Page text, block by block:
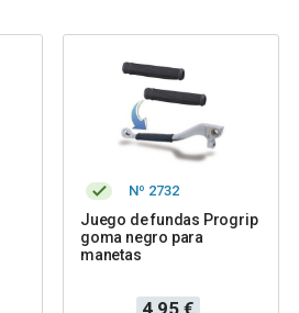
Nº 2732
Juego de fundas Progrip
goma negro para
manetas
Precio
4,95 €